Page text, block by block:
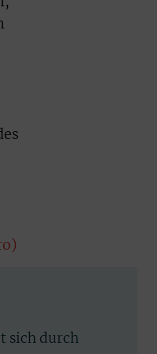
sich durch